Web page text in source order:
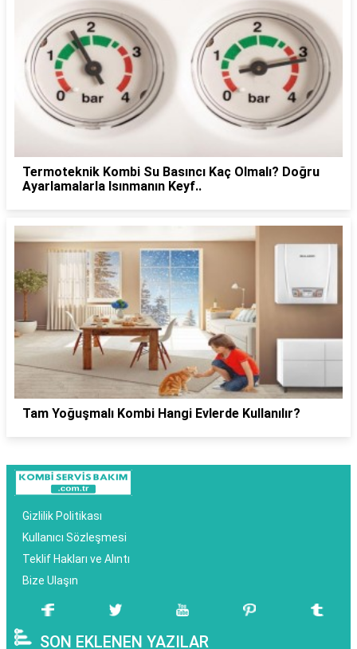
Termoteknik Kombi Su Basıncı Kaç Olmalı? Doğru
Ayarlamalarla Isınmanın Keyf..
Tam Yoğuşmalı Kombi Hangi Evlerde Kullanılır?
Gizlilik Politikası
Kullanıcı Sözleşmesi
Teklif Hakları ve Alıntı
Bize Ulaşın
SON EKLENEN YAZILAR